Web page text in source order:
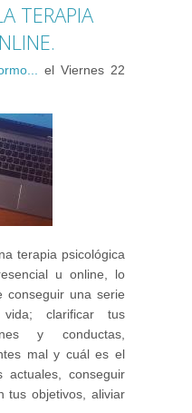
TERAPIA
el Viernes 22
terapia psicológica
u online, lo
conseguir una serie
clarificar tus
y conductas,
mal y cuál es el
actuales, conseguir
tus objetivos, aliviar